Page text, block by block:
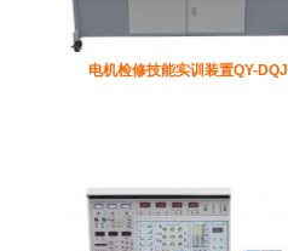
电机检修技能实训装置QY-